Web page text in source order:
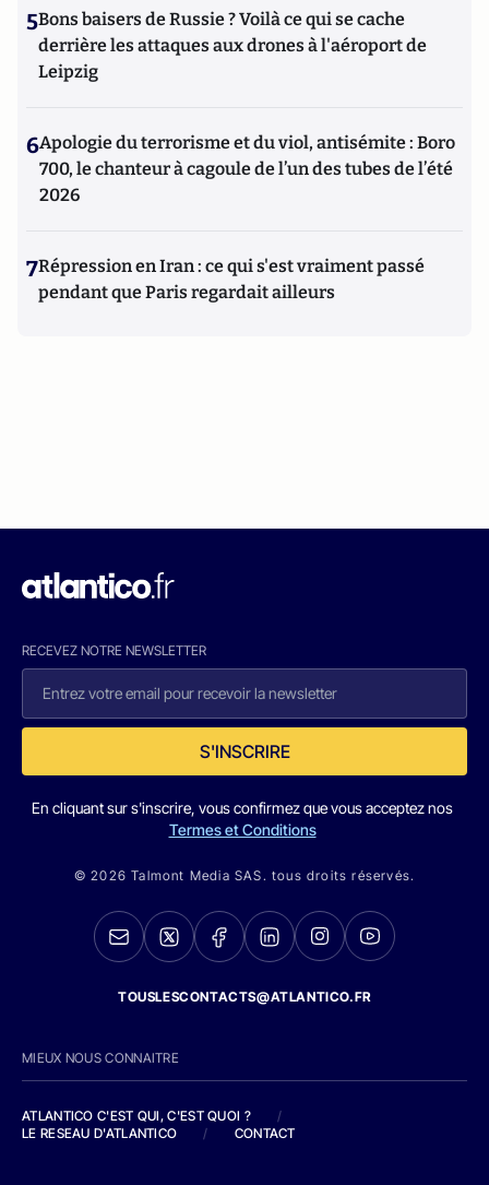
5Bons baisers de Russie ? Voilà ce qui se cache
derrière les attaques aux drones à l'aéroport de
Leipzig
6Apologie du terrorisme et du viol, antisémite : Boro
700, le chanteur à cagoule de l’un des tubes de l’été
2026
7Répression en Iran : ce qui s'est vraiment passé
pendant que Paris regardait ailleurs
RECEVEZ NOTRE NEWSLETTER
S'INSCRIRE
En cliquant sur s'inscrire, vous confirmez que vous acceptez nos
Termes et Conditions
© 2026 Talmont Media SAS. tous droits réservés.
TOUSLESCONTACTS@ATLANTICO.FR
MIEUX NOUS CONNAITRE
ATLANTICO C'EST QUI, C'EST QUOI ?
/
LE RESEAU D'ATLANTICO
/ CONTACT